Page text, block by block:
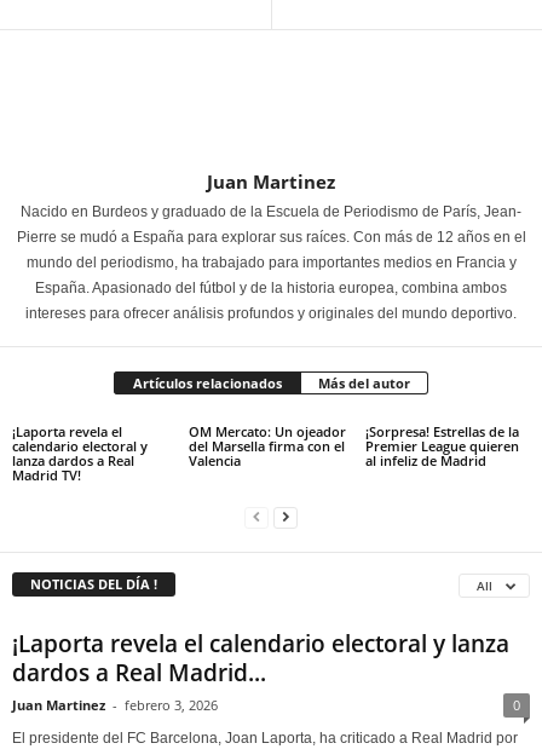
Juan Martinez
Nacido en Burdeos y graduado de la Escuela de Periodismo de París, Jean-
Pierre se mudó a España para explorar sus raíces. Con más de 12 años en el
mundo del periodismo, ha trabajado para importantes medios en Francia y
España. Apasionado del fútbol y de la historia europea, combina ambos
intereses para ofrecer análisis profundos y originales del mundo deportivo.
Artículos relacionados Más del autor
¡Laporta revela el
calendario electoral y
lanza dardos a Real
Madrid TV!
OM Mercato: Un ojeador
del Marsella firma con el
Valencia
¡Sorpresa! Estrellas de la
Premier League quieren
al infeliz de Madrid
NOTICIAS DEL DÍA ! All
¡Laporta revela el calendario electoral y lanza
dardos a Real Madrid...
Juan Martinez - febrero 3, 2026 0
El presidente del FC Barcelona, Joan Laporta, ha criticado a Real Madrid por